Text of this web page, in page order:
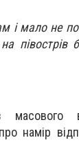
і мало не
півострів
намір